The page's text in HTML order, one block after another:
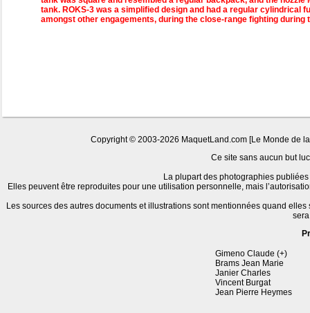
tank. ROKS-3 was a simplified design and had a regular cylindrical
amongst other engagements, during the close-range fighting
Copyright © 2003-2026 MaquetLand.com [Le Monde de
Ce site sans aucun but
La plupart des photographies
Elles peuvent être reproduites pour une utilisation personnelle, mais
Les sources des autres documents et illustrations sont mentionnées quand
Gimeno Claude (+)
Brams Jean Marie
Janier Charles
Vincent Burgat
Jean Pierre Heymes